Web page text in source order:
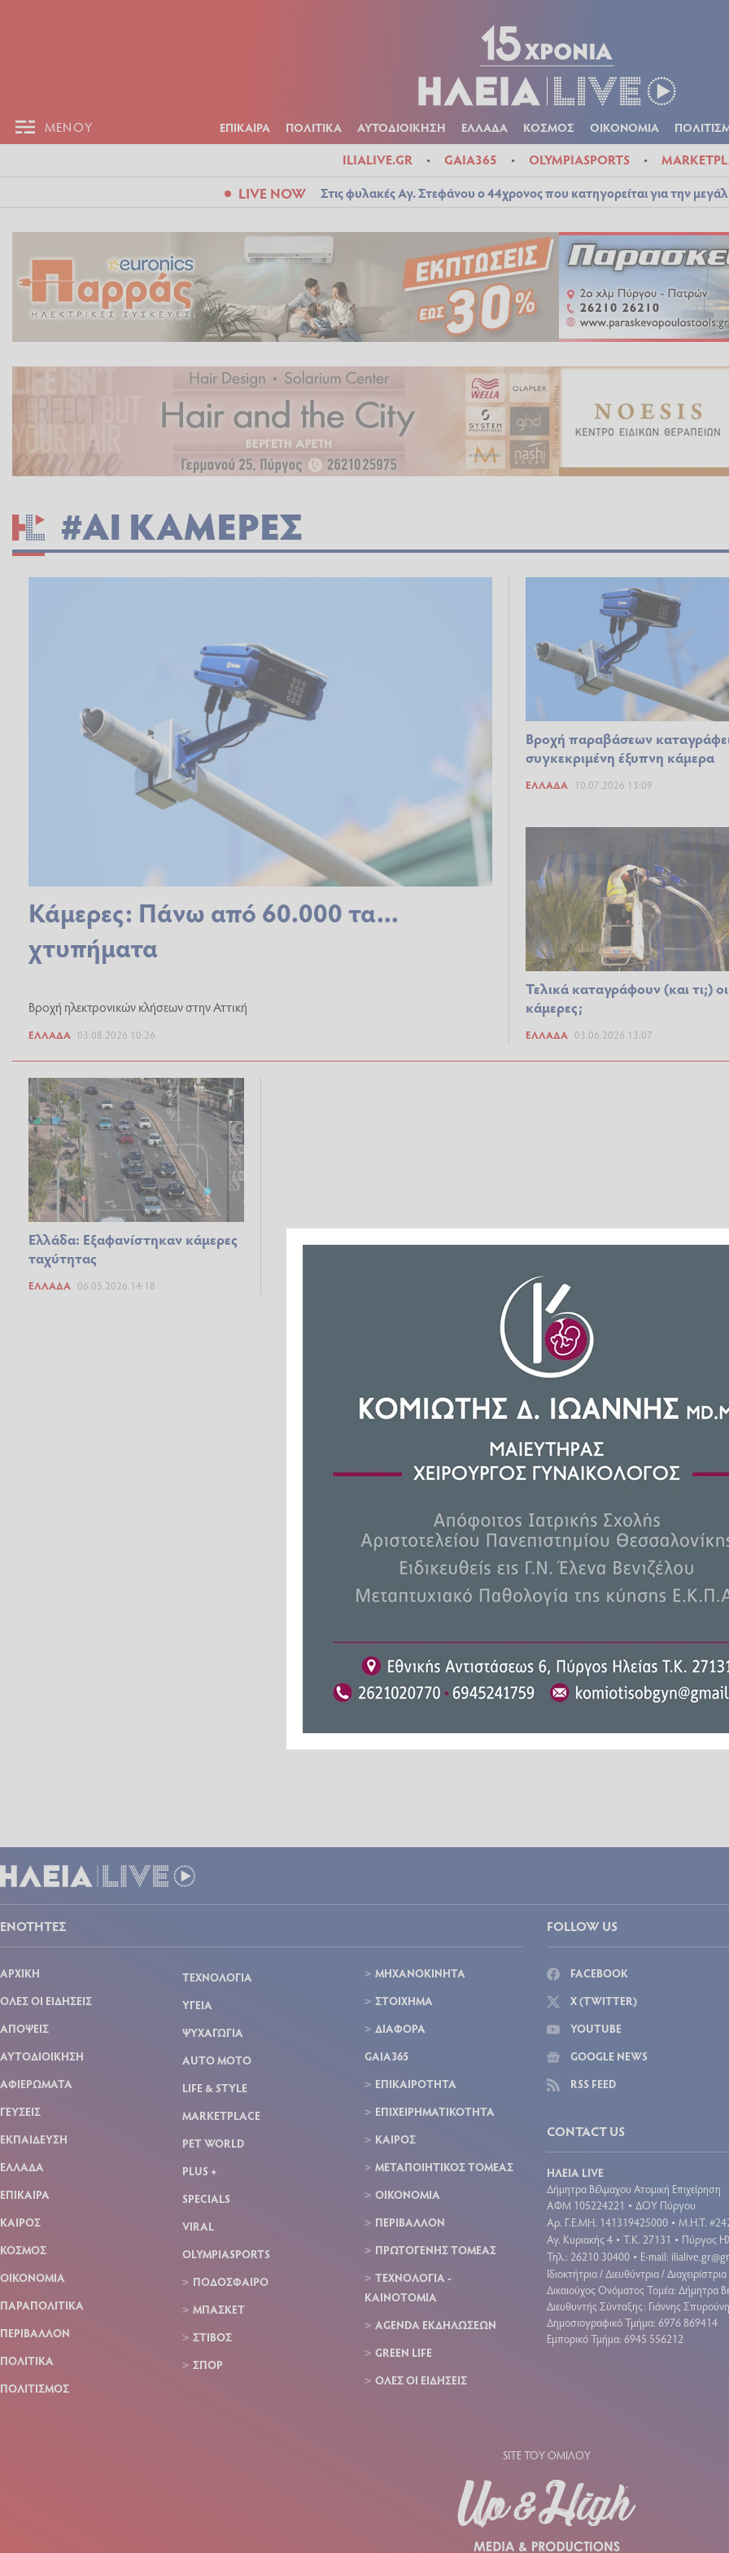
ΜΕΝΟΥ ΕΠΙΚΑΙΡΑ ΠΟΛΙΤΙΚΑ ΑΥΤΟΔΙΟΙΚΗΣΗ ΕΛΛΑΔΑ ΚΟΣΜΟΣ ΟΙΚΟΝΟΜΙΑ
ILIALIVE.GR GAIA365 OLYMPIASPORTS
LIVE NOW Στις φυλακές Αγ. Στεφάνου ο 44χρονος που κατηγορείται για την
#AI ΚΑΜΕΡΕΣ
Κάμερες: Πάνω από 60.000 τα...
χτυπήματα
Βροχή ηλεκτρονικών κλήσεων στην Αττική
ΕΛΛΆΔΑ 03.08.2026 10:26
Βροχή παραβάσεων
συγκεκριμένη έξυπνη κάμερα
ΕΛΛΆΔΑ 10.07.2026 13:09
Τελικά καταγράφουν (και τι;) οι
κάμερες;
ΕΛΛΆΔΑ 03.06.2026 13:07
Ελλάδα: Εξαφανίστηκαν κάμερες
ταχύτητας
ΕΛΛΆΔΑ 06.05.2026 14:18
ΕΝΟΤΗΤΕΣ
ΑΡΧΙΚΗ
ΟΛΕΣ ΟΙ ΕΙΔΗΣΕΙΣ
ΑΠΟΨΕΙΣ
ΑΥΤΟΔΙΟΙΚΗΣΗ
ΑΦΙΕΡΩΜΑΤΑ
ΓΕΥΣΕΙΣ
ΕΚΠΑΙΔΕΥΣΗ
ΕΛΛΑΔΑ
ΕΠΙΚΑΙΡΑ
ΚΑΙΡΟΣ
ΚΟΣΜΟΣ
ΟΙΚΟΝΟΜΙΑ
ΠΑΡΑΠΟΛΙΤΙΚΑ
ΠΕΡΙΒΑΛΛΟΝ
ΠΟΛΙΤΙΚΑ
ΠΟΛΙΤΙΣΜΟΣ
ΤΕΧΝΟΛΟΓΙΑ
ΥΓΕΙΑ
ΨΥΧΑΓΩΓΙΑ
AUTO MOTO
LIFE & STYLE
MARKETPLACE
PET WORLD
PLUS +
SPECIALS
VIRAL
OLYMPIASPORTS
ΠΟΔΟΣΦΑΙΡΟ
ΜΠΑΣΚΕΤ
ΣΤΙΒΟΣ
ΣΠΟΡ
ΜΗΧΑΝΟΚΙΝΗΤΑ
ΣΤΟΙΧΗΜΑ
ΔΙΑΦΟΡΑ
GAIA365
ΕΠΙΚΑΙΡΟΤΗΤΑ
ΕΠΙΧΕΙΡΗΜΑΤΙΚΟΤΗΤΑ
ΚΑΙΡΟΣ
ΜΕΤΑΠΟΙΗΤΙΚΟΣ ΤΟΜΕΑΣ
ΟΙΚΟΝΟΜΙΑ
ΠΕΡΙΒΑΛΛΟΝ
ΠΡΩΤΟΓΕΝΗΣ ΤΟΜΕΑΣ
ΤΕΧΝΟΛΟΓΙΑ -
ΚΑΙΝΟΤΟΜΙΑ
AGENDA ΕΚΔΗΛΩΣΕΩΝ
GREEN LIFE
ΟΛΕΣ ΟΙ ΕΙΔΗΣΕΙΣ
FOLLOW US
FACEBOOK
X (TWITTER)
YOUTUBE
GOOGLE NEWS
RSS FEED
CONTACT US
ΗΛΕΙΑ LIVE
Δήμητρα Βέλμαχου Ατομική Επιχείρηση
ΑΦΜ 105224221 • ΔΟΥ Πύργου
Aρ. Γ.Ε.ΜΗ. 141319425000 • Μ.Η.Τ.
Αγ. Κυριακής 4 • Τ.Κ. 27131 • Πύργος
Τηλ.: 26210 30400 • E-mail:
Ιδιοκτήτρια / Διευθύντρια /
Δικαιούχος Ονόματος Τομέα: Δήμητρα
Διευθυντής Σύνταξης: Γιάννης
Δημοσιογραφικό Τμήμα: 6976 869414
Εμπορικό Τμήμα: 6945 556212
SITE ΤΟΥ ΟΜΙΛΟΥ